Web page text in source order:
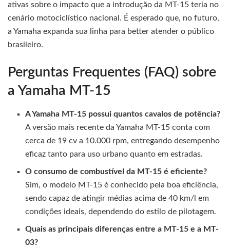
ativas sobre o impacto que a introdução da MT-15 teria no
cenário motociclístico nacional. É esperado que, no futuro,
a Yamaha expanda sua linha para better atender o público
brasileiro.
Perguntas Frequentes (FAQ) sobre
a Yamaha MT-15
A Yamaha MT-15 possui quantos cavalos de potência?
A versão mais recente da Yamaha MT-15 conta com
cerca de 19 cv a 10.000 rpm, entregando desempenho
eficaz tanto para uso urbano quanto em estradas.
O consumo de combustível da MT-15 é eficiente?
Sim, o modelo MT-15 é conhecido pela boa eficiência,
sendo capaz de atingir médias acima de 40 km/l em
condições ideais, dependendo do estilo de pilotagem.
Quais as principais diferenças entre a MT-15 e a MT-
03?